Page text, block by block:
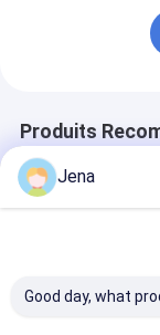
Produits
Jena
Good day, what